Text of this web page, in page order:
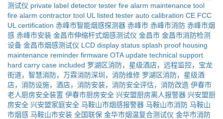
测试仪 private label detector tester fire alarm maintenance tool
fire alarm contractor tool UL listed tester auto calibration CE FCC
UL certification 赤峰市智能烟感探测器 赤峰市 赤峰市消防 赤峰市烟
感 赤峰市安装 金昌市伸缩杆式烟感测试仪 金昌市 金昌市消防检测
设备 金昌市烟感测试仪 LCD display status splash proof housing
maintenance reminder firmware OTA update technical support
hard carry case included 罗湖区消防，星级酒店，远程监控，宝龙
街道，智慧消防，万霖消防深圳，消防维修 罗湖区消防，星级酒
店，消防设施，酒店，消防安装，消防安全评估，消防改造 伊春市
老人厨房安全装置 伊春市厨房安全 兴安盟厨房离人报警器 兴安盟厨
房安全 兴安盟家庭安全 马鞍山市烟感报警器 马鞍山市消防 马鞍山
市烟感 马鞍山市安装 全国联保 金华市烟温复合测试仪 金华市消防